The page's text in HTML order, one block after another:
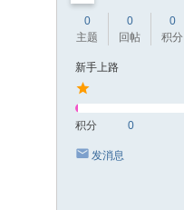
0
主题
0
回帖
0
积分
新手上路
积分 0
发消息